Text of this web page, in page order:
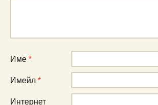
Име *
Имейл *
Интернет